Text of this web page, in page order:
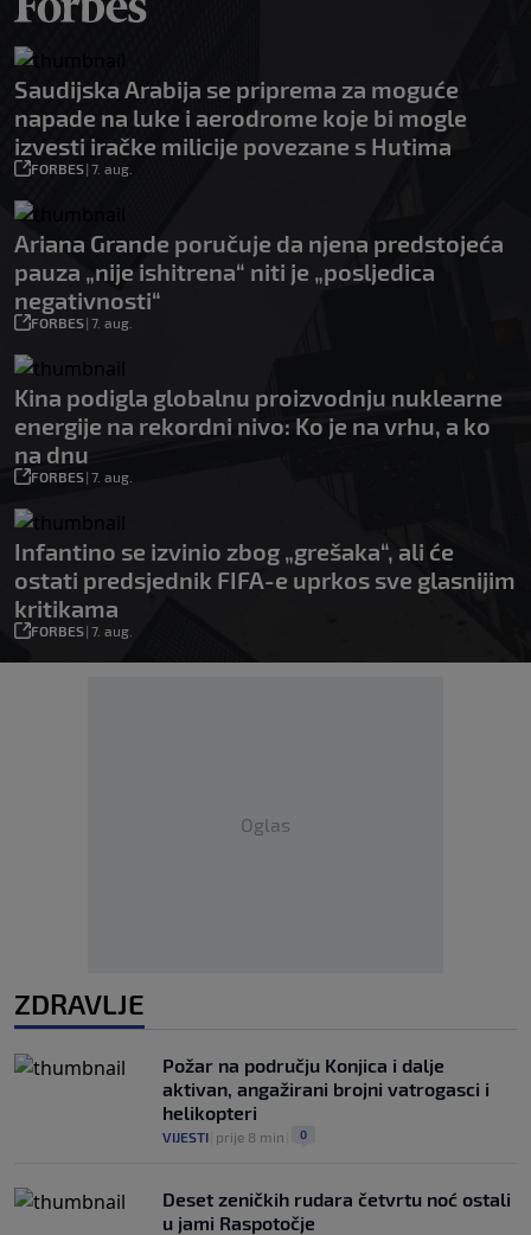
Saudijska Arabija se priprema za moguće
napade na luke i aerodrome koje bi mogle
izvesti iračke milicije povezane s Hutima
FORBES| 7. aug.
Ariana Grande poručuje da njena predstojeća
pauza „nije ishitrena“ niti je „posljedica
negativnosti“
FORBES| 7. aug.
Kina podigla globalnu proizvodnju nuklearne
energije na rekordni nivo: Ko je na vrhu, a ko
na dnu
FORBES| 7. aug.
Infantino se izvinio zbog „grešaka“, ali će
ostati predsjednik FIFA-e uprkos sve glasnijim
kritikama
FORBES| 7. aug.
Oglas
ZDRAVLJE
Požar na području Konjica i dalje
aktivan, angažirani brojni vatrogasci i
helikopteri
VIJESTI prije 8 min 0
Deset zeničkih rudara četvrtu noć ostali
u jami Raspotočje